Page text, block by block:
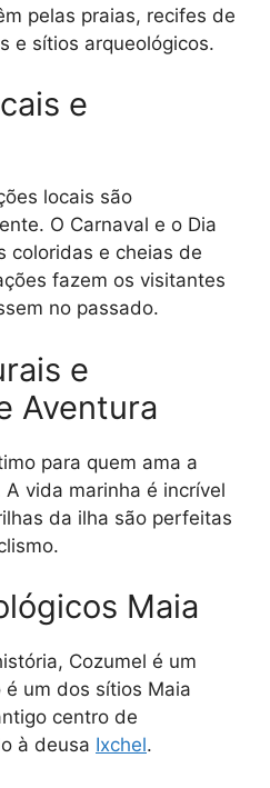
pelas praias, recifes de
e sítios arqueológicos.
e
locais são
O Carnaval e o Dia
coloridas e cheias de
fazem os visitantes
no passado.
e
Aventura
para quem ama a
vida marinha é incrível
da ilha são perfeitas
Maia
Cozumel é um
é um dos sítios Maia
centro de
à deusa Ixchel.